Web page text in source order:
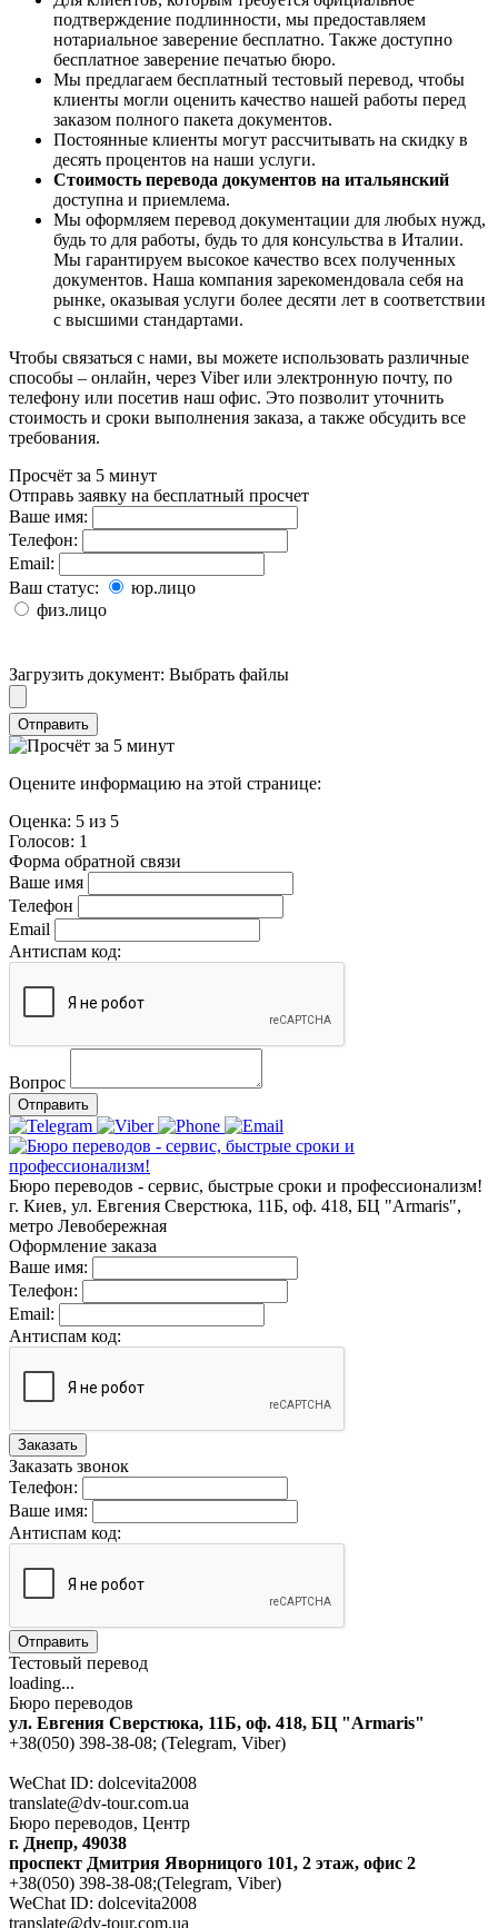
подтверждение подлинности, мы предоставляем
нотариальное заверение бесплатно. Также доступно
бесплатное заверение печатью бюро.
Мы предлагаем бесплатный тестовый перевод, чтобы
клиенты могли оценить качество нашей работы перед
заказом полного пакета документов.
Постоянные клиенты могут рассчитывать на скидку в
десять процентов на наши услуги.
Стоимость перевода документов на итальянский
доступна и приемлема.
Мы оформляем перевод документации для любых нужд,
будь то для работы, будь то для консульства в Италии.
Мы гарантируем высокое качество всех полученных
документов. Наша компания зарекомендовала себя на
рынке, оказывая услуги более десяти лет в соответствии
с высшими стандартами.
Чтобы связаться с нами, вы можете использовать различные
способы – онлайн, через Viber или электронную почту, по
телефону или посетив наш офис. Это позволит уточнить
стоимость и сроки выполнения заказа, а также обсудить все
требования.
Просчёт за 5 минут
Отправь заявку на бесплатный просчет
Ваше имя:
Телефон:
Email:
Ваш статус:
юр.лицо
физ.лицо
Загрузить документ: Выбрать файлы
Отправить
Оцените информацию на этой странице:
Оценка: 5 из 5
Голосов: 1
Форма обратной связи
Ваше имя
Телефон
Email
Антиспам код:
Вопрос
Отправить
Бюро переводов - сервис, быстрые сроки и профессионализм!
г. Киев, ул. Евгения Сверстюка, 11Б, оф. 418, БЦ "Armaris",
метро Левобережная
Оформление заказа
Ваше имя:
Телефон:
Email:
Антиспам код:
Заказать
Заказать звонок
Телефон:
Ваше имя:
Антиспам код:
Отправить
Тестовый перевод
loading...
Бюро переводов
ул. Евгения Сверстюка, 11Б, оф. 418, БЦ "Armaris"
+38(050) 398-38-08; (Telegram, Viber)
WeChat ID: dolcevita2008
translate@dv-tour.com.ua
Бюро переводов, Центр
г. Днепр, 49038
проспект Дмитрия Яворницого 101, 2 этаж, офис 2
+38(050) 398-38-08;(Telegram, Viber)
WeChat ID: dolcevita2008
translate@dv-tour.com.ua